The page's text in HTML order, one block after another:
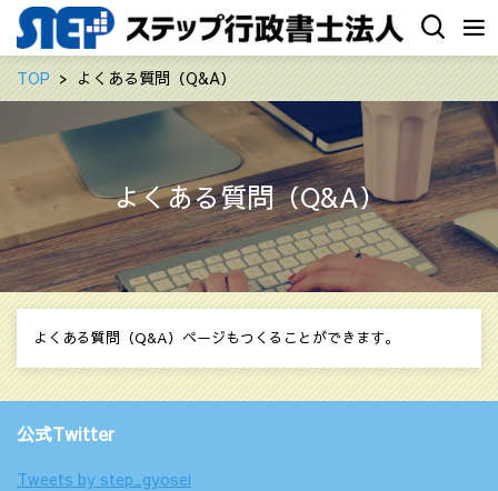
TOP よくある質問（Q&A）
よくある質問（Q&A）
よくある質問（Q&A）ページもつくることができます。
公式Twitter
Tweets by step_gyosei